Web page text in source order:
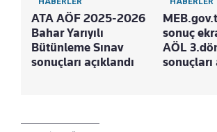
ATA AÖF 2025-2026
Bahar Yarıyılı
Bütünleme Sınav
sonuçları açıklandı
sonuç
AÖL
sonuçları